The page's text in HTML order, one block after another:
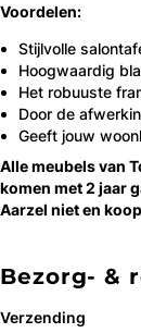
Voordelen:
Stijlvolle
Hoogwaardig
Het robuuste
Door de
Geeft jouw
Alle meubels van
komen met 2 jaar
Aarzel niet en
Bezorg- &
Verzending